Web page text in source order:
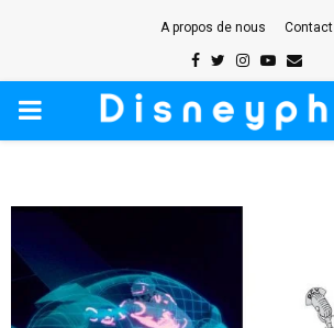
A propos de nous Contact
Facebook
TwitterInstagram
Youtube
Email
PRIMARY